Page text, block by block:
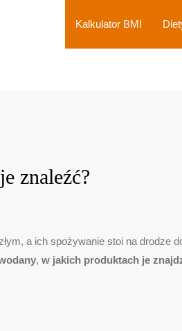
Kalkulator BMI
znaleźć?
a ich spożywanie stoi na drodze
, w jakich produktach je